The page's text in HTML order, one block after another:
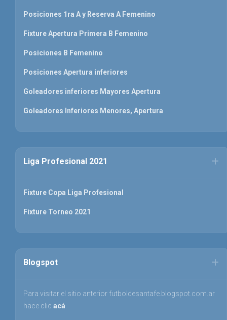
Posiciones 1ra A y Reserva A Femenino
Fixture Apertura Primera B Femenino
Posiciones B Femenino
Posiciones Apertura inferiores
Goleadores inferiores Mayores Apertura
Goleadores Inferiores Menores, Apertura
Liga Profesional 2021
Fixture Copa Liga Profesional
Fixture Torneo 2021
Blogspot
Para visitar el sitio anterior futboldesantafe.blogspot.com.ar
hace clic acá.